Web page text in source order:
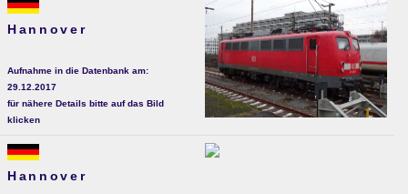
Hannover
Aufnahme in die Datenbank am:
29.12.2017
für nähere Details bitte auf das Bild
klicken
Hannover